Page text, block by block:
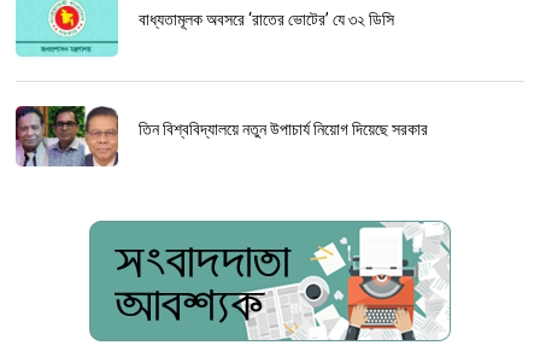
বাধ্যতামূলক অবসরে ‘রাতের ভোটের’ যে ৩২ ডিসি
তিন বিশ্ববিদ্যালয়ে নতুন উপাচার্য নিয়োগ দিয়েছে সরকার